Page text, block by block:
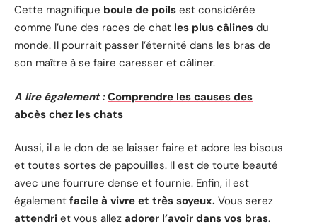
Cette magnifique boule de poils est considérée
comme l’une des races de chat les plus câlines du
monde. Il pourrait passer l’éternité dans les bras de
son maître à se faire caresser et câliner.
A lire également : Comprendre les causes des
abcès chez les chats
Aussi, il a le don de se laisser faire et adore les bisous
et toutes sortes de papouilles. Il est de toute beauté
avec une fourrure dense et fournie. Enfin, il est
également facile à vivre et très soyeux. Vous serez
attendri et vous allez adorer l’avoir dans vos bras.